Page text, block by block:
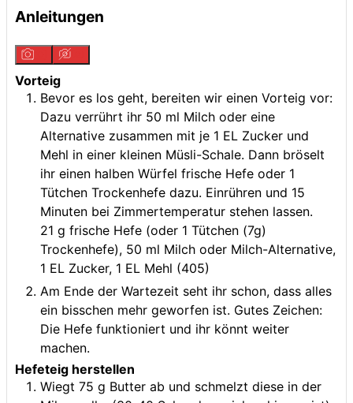
Anleitungen
Vorteig
Bevor es los geht, bereiten wir einen Vorteig vor:
Dazu verrührt ihr 50 ml Milch oder eine
Alternative zusammen mit je 1 EL Zucker und
Mehl in einer kleinen Müsli-Schale. Dann bröselt
ihr einen halben Würfel frische Hefe oder 1
Tütchen Trockenhefe dazu. Einrühren und 15
Minuten bei Zimmertemperatur stehen lassen.
21 g frische Hefe (oder 1 Tütchen (7g)
Trockenhefe), 50 ml Milch oder Milch-Alternative,
1 EL Zucker, 1 EL Mehl (405)
Am Ende der Wartezeit seht ihr schon, dass alles
ein bisschen mehr geworfen ist. Gutes Zeichen:
Die Hefe funktioniert und ihr könnt weiter
machen.
Hefeteig herstellen
Wiegt 75 g Butter ab und schmelzt diese in der